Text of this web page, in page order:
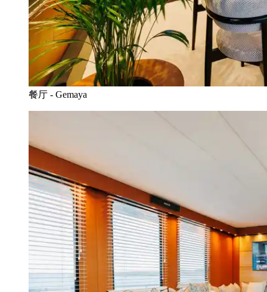
餐厅 - Gemaya